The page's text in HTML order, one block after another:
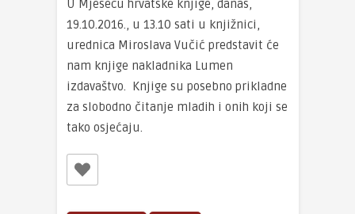
U Mjesecu hrvatske knjige, danas,
19.10.2016., u 13.10 sati u knjižnici,
urednica Miroslava Vučić predstavit će
nam knjige nakladnika Lumen
izdavaštvo. Knjige su posebno prikladne
za slobodno čitanje mladih i onih koji se
tako osjećaju.